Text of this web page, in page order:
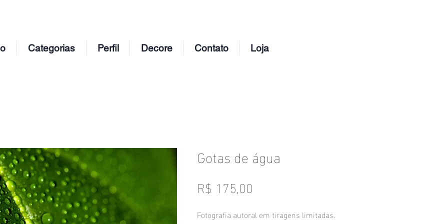
Categorias Perfil Decore Contato Loja
Gotas de água
R$ 175,00
Fotografia autoral em tiragens limitadas.